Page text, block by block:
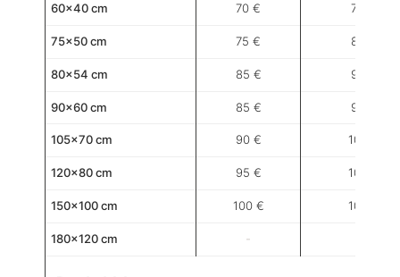
60×40 cm 70 € 75 €
75×50 cm 75 € 85 €
80×54 cm 85 € 95 €
90×60 cm 85 € 95 €
105×70 cm 90 € 100 €
120×80 cm 95 € 105 €
150×100 cm 100 € 105 €
180×120 cm -